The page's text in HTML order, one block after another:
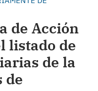
de Acción
listado de
de la
de